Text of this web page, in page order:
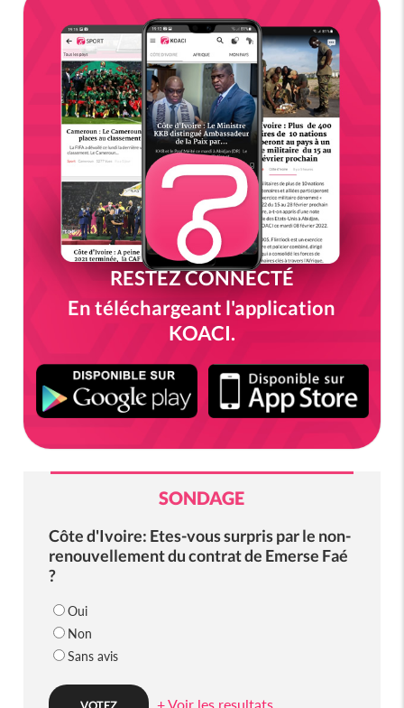
RESTEZ CONNECTÉ
En téléchargeant l'application
KOACI.
SONDAGE
Côte d'Ivoire: Etes-vous surpris par le non-
renouvellement du contrat de Emerse Faé
?
Oui
Non
Sans avis
+ Voir les resultats